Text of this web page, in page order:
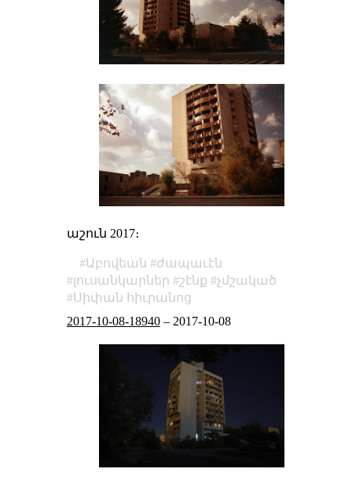
աշուն 2017։
Աբովեան
ժապաւէն
լուսանկարներ
շէնք
չմշակած
Սիփան հիւրանոց
2017-10-08-18940– 2017-10-08